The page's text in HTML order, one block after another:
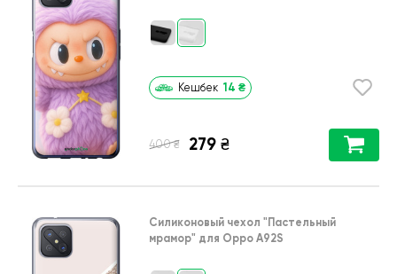
Кешбек 14 ₴
400 ₴ 279 ₴
Силиконовый чехол "Пастельный
мрамор" для Oppo A92S